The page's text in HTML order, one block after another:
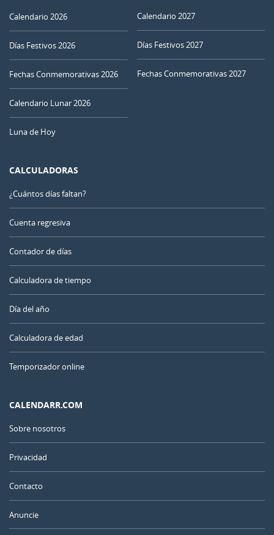
Calendario 2026
Días Festivos 2026
Fechas Conmemorativas 2026
Calendario Lunar 2026
Luna de Hoy
Calendario 2027
Días Festivos 2027
Fechas Conmemorativas 2027
CALCULADORAS
¿Cuántos días faltan?
Cuenta regresiva
Contador de días
Calculadora de tiempo
Día del año
Calculadora de edad
Temporizador online
CALENDARR.COM
Sobre nosotros
Privacidad
Contacto
Anuncie